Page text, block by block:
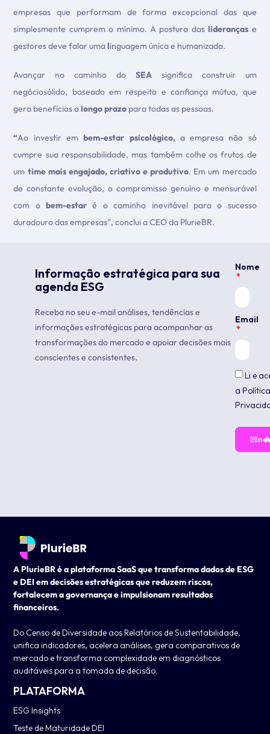
empresas que performam de forma excepcional das que
simplesmente cumprem o mínimo. A postura daslideranças e
gestores deve falar umalinguagem única e humanizada.
Avançar no caminho do SEAsignifica construir um
negóciosólido, baseado em respeito e confiança mútua, que
gera benefícios alongo prazo para todas as pessoas.
“Ao investir embem-estar psicológico, a empresa não só
cumpre sua responsabilidade, mas também colhe os frutos de
um time mais engajado, criativo e produtivo. Em um mercado
de constante evolução, o compromisso genuíno e mensurável
com obem-estar é o caminho inevitável para o sucesso
duradouro das empresas”, conclui a CEO da PlurieBR.
Informação estratégica para sua
agenda ESG
Receba no seu e-mail análises, tendências e
informações estratégicas para acompanhar as
transformações do mercado e apoiar decisões mais
conscientes e consistentes.
Nome
Email
Li e
a
A PlurieBR é a plataforma SaaS que transforma dados de ESG
e DEI em decisões estratégicas que reduzem riscos,
fortalecem a governança e impulsionam resultados
financeiros.
Do Censo de Diversidade aos Relatórios de Sustentabilidade,
unifica indicadores, acelera análises, gera comparativos de
mercado e transforma complexidade em diagnósticos
auditáveis para a tomada de decisão.
PLATAFORMA
ESG Insights
Teste de Maturidade DEI